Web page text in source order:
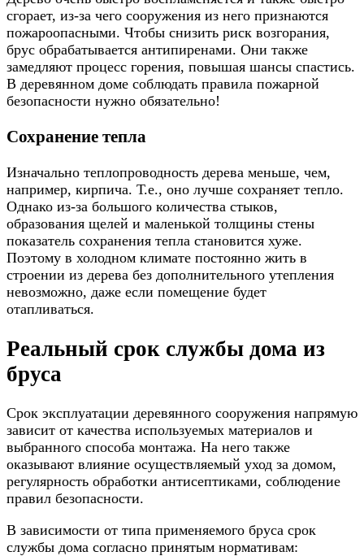
сгорает, из-за чего сооружения из него признаются
пожароопасными. Чтобы снизить риск возгорания,
брус обрабатывается антипиренами. Они также
замедляют процесс горения, повышая шансы спастись.
В деревянном доме соблюдать правила пожарной
безопасности нужно обязательно!
Сохранение тепла
Изначально теплопроводность дерева меньше, чем,
например, кирпича. Т.е., оно лучше сохраняет тепло.
Однако из-за большого количества стыков,
образования щелей и маленькой толщины стены
показатель сохранения тепла становится хуже.
Поэтому в холодном климате постоянно жить в
строении из дерева без дополнительного утепления
невозможно, даже если помещение будет
отапливаться.
Реальный срок службы дома из
бруса
Срок эксплуатации деревянного сооружения напрямую
зависит от качества используемых материалов и
выбранного способа монтажа. На него также
оказывают влияние осуществляемый уход за домом,
регулярность обработки антисептиками, соблюдение
правил безопасности.
В зависимости от типа применяемого бруса срок
службы дома согласно принятым нормативам: